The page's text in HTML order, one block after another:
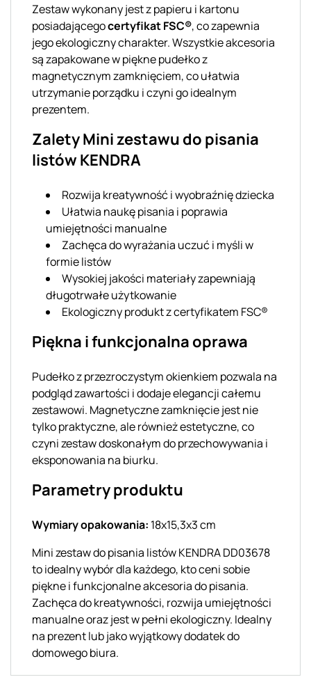
Zestaw wykonany jest z papieru i kartonu
posiadającegocertyfikat FSC®, co zapewnia
jego ekologiczny charakter. Wszystkie akcesoria
są zapakowane w piękne pudełko z
magnetycznym zamknięciem, co ułatwia
utrzymanie porządku i czyni go idealnym
prezentem.
Zalety Mini zestawu do pisania
listów KENDRA
Rozwija kreatywność i wyobraźnię dziecka
Ułatwia naukę pisania i poprawia
umiejętności manualne
Zachęca do wyrażania uczuć i myśli w
formie listów
Wysokiej jakości materiały zapewniają
długotrwałe użytkowanie
Ekologiczny produkt z certyfikatem FSC®
Piękna i funkcjonalna oprawa
Pudełko z przezroczystym okienkiem pozwala na
podgląd zawartości i dodaje elegancji całemu
zestawowi. Magnetyczne zamknięcie jest nie
tylko praktyczne, ale również estetyczne, co
czyni zestaw doskonałym do przechowywania i
eksponowania na biurku.
Parametry produktu
Wymiary opakowania: 18x15,3x3 cm
Mini zestaw do pisania listów KENDRA DD03678
to idealny wybór dla każdego, kto ceni sobie
piękne i funkcjonalne akcesoria do pisania.
Zachęca do kreatywności, rozwija umiejętności
manualne oraz jest w pełni ekologiczny. Idealny
na prezent lub jako wyjątkowy dodatek do
domowego biura.